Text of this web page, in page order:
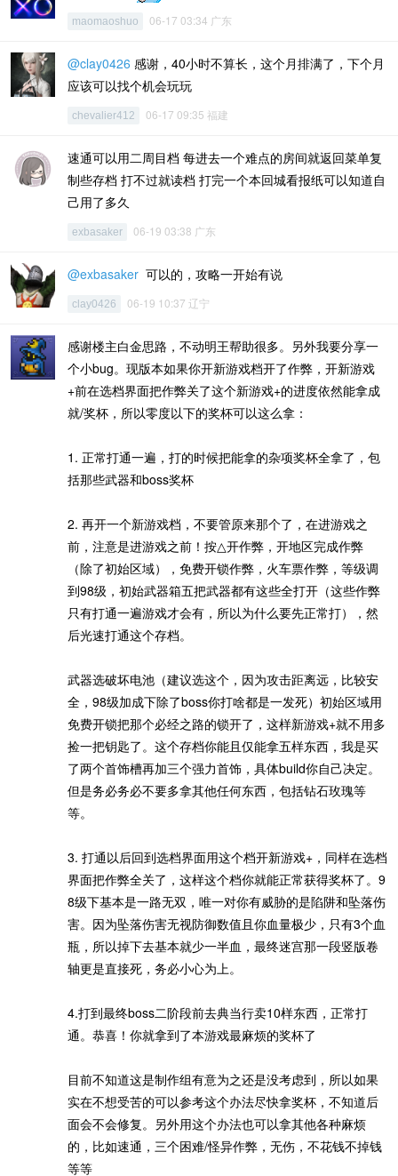
maomaoshuo 06-17 03:34 广东
@clay0426 感谢，40小时不算长，这个月排满了，下个月
应该可以找个机会玩玩
chevalier412 06-17 09:35 福建
速通可以用二周目档 每进去一个难点的房间就返回菜单复
制些存档 打不过就读档 打完一个本回城看报纸可以知道自
己用了多久
exbasaker 06-19 03:38 广东
@exbasaker 可以的，攻略一开始有说
clay0426 06-19 10:37 辽宁
感谢楼主白金思路，不动明王帮助很多。另外我要分享一
个小bug。现版本如果你开新游戏档开了作弊，开新游戏
+前在选档界面把作弊关了这个新游戏+的进度依然能拿成
就/奖杯，所以零度以下的奖杯可以这么拿：
1. 正常打通一遍，打的时候把能拿的杂项奖杯全拿了，包
括那些武器和boss奖杯
2. 再开一个新游戏档，不要管原来那个了，在进游戏之
前，注意是进游戏之前！按△开作弊，开地区完成作弊
（除了初始区域），免费开锁作弊，火车票作弊，等级调
到98级，初始武器箱五把武器都有这些全打开（这些作弊
只有打通一遍游戏才会有，所以为什么要先正常打），然
后光速打通这个存档。
武器选破坏电池（建议选这个，因为攻击距离远，比较安
全，98级加成下除了boss你打啥都是一发死）初始区域用
免费开锁把那个必经之路的锁开了，这样新游戏+就不用多
捡一把钥匙了。这个存档你能且仅能拿五样东西，我是买
了两个首饰槽再加三个强力首饰，具体build你自己决定。
但是务必务必不要多拿其他任何东西，包括钻石玫瑰等
等。
3. 打通以后回到选档界面用这个档开新游戏+，同样在选档
界面把作弊全关了，这样这个档你就能正常获得奖杯了。9
8级下基本是一路无双，唯一对你有威胁的是陷阱和坠落伤
害。因为坠落伤害无视防御数值且你血量极少，只有3个血
瓶，所以掉下去基本就少一半血，最终迷宫那一段竖版卷
轴更是直接死，务必小心为上。
4.打到最终boss二阶段前去典当行卖10样东西，正常打
通。恭喜！你就拿到了本游戏最麻烦的奖杯了
目前不知道这是制作组有意为之还是没考虑到，所以如果
实在不想受苦的可以参考这个办法尽快拿奖杯，不知道后
面会不会修复。另外用这个办法也可以拿其他各种麻烦
的，比如速通，三个困难/怪异作弊，无伤，不花钱不掉钱
等等